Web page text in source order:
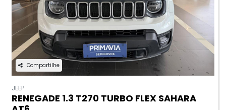
Compartilhe
JEEP
RENEGADE 1.3 T270 TURBO FLEX SAHARA